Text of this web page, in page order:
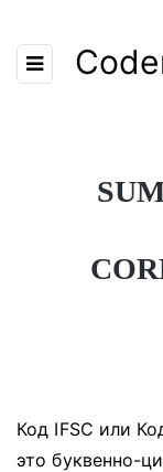
Код IFSC или
это буквенно-